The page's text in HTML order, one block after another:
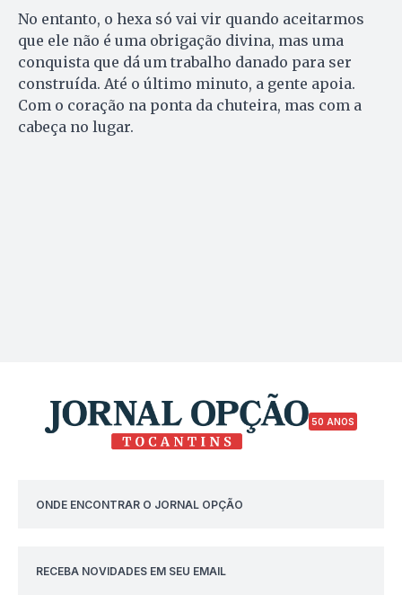
No entanto, o hexa só vai vir quando aceitarmos
que ele não é uma obrigação divina, mas uma
conquista que dá um trabalho danado para ser
construída. Até o último minuto, a gente apoia.
Com o coração na ponta da chuteira, mas com a
cabeça no lugar.
50 ANOS
ONDE ENCONTRAR O JORNAL OPÇÃO
RECEBA NOVIDADES EM SEU EMAIL